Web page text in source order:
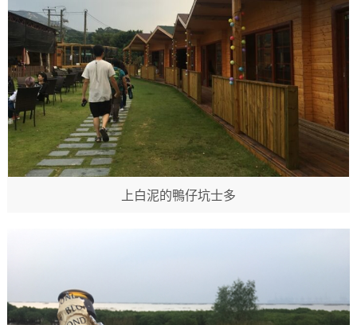
上白泥的鴨仔坑士多